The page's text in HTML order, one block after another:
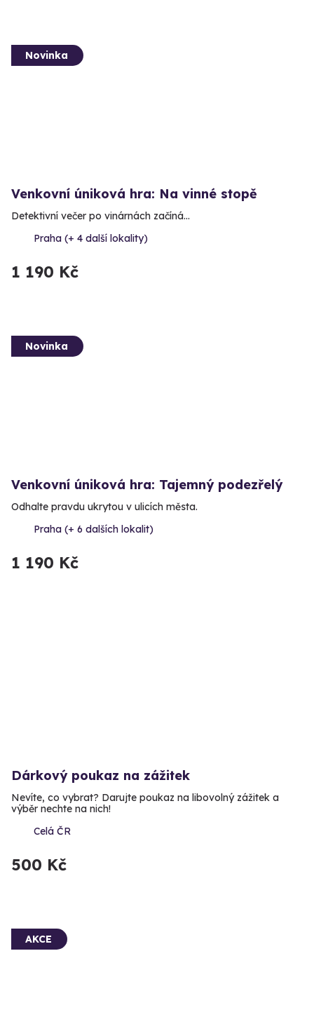
Novinka
Venkovní úniková hra: Na vinné stopě
Detektivní večer po vinárnách začíná…
Praha (+ 4 další lokality)
1 190 Kč
Novinka
Venkovní úniková hra: Tajemný podezřelý
Odhalte pravdu ukrytou v ulicích města.
Praha (+ 6 dalších lokalit)
1 190 Kč
Dárkový poukaz na zážitek
Nevíte, co vybrat? Darujte poukaz na libovolný zážitek a
výběr nechte na nich!
Celá ČR
500 Kč
AKCE